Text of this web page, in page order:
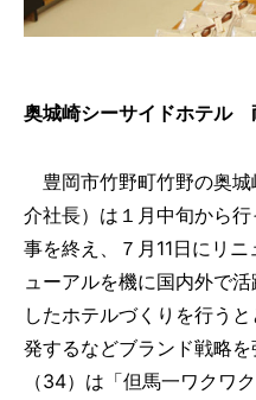
奥城崎シーサイドホテル
豊岡市竹野町竹野の奥
介社長）は１月中旬から
事を終え、７月11日にリ
ューアルを機に国内外で
したホテルづくりを行う
発するなどブランド戦略
（34）は「但馬一ワクワ